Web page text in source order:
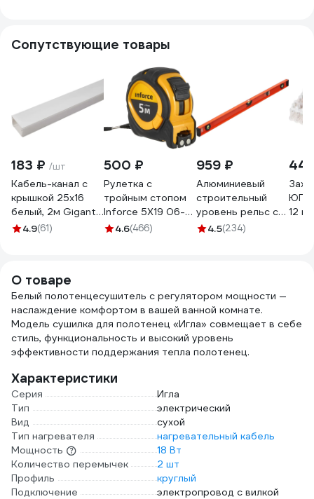
ПСН-87-05д.ч
Сопутствующие товары
183 ₽ /шт
Кабель-канал с
крышкой 25х16
белый, 2м Gigant
79003-2GI
4.9(61)
500 ₽
Рулетка с
тройным стопом
Inforce 5Х19 06-
11-70
4.6(466)
959 ₽
Алюминиевый
строительный
уровень рельс с
разметкой
4.5(234)
12
О товаре
Белый полотенцесушитель с регулятором мощности —
наслаждение комфортом в вашей ванной комнате.
Модель cушилка для полотенец «Игла» совмещает в себе
стиль, функциональность и высокий уровень
эффективности поддержания тепла полотенец.
Характеристики
Серия
Игла
Тип
электрический
Вид
сухой
Тип нагревателя
нагревательный кабель
Мощность
18 Вт
Количество перемычек
2 шт
Профиль
круглый
Подключение
электропровод с вилкой